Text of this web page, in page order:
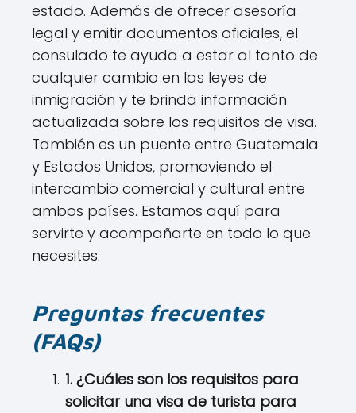
estado. Además de ofrecer asesoría
legal y emitir documentos oficiales, el
consulado te ayuda a estar al tanto de
cualquier cambio en las leyes de
inmigración y te brinda información
actualizada sobre los requisitos de visa.
También es un puente entre Guatemala
y Estados Unidos, promoviendo el
intercambio comercial y cultural entre
ambos países. Estamos aquí para
servirte y acompañarte en todo lo que
necesites.
Preguntas frecuentes
(FAQs)
1. ¿Cuáles son los requisitos para
solicitar una visa de turista para